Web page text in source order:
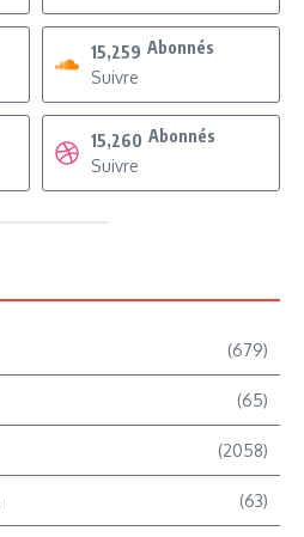
15,259 Abonnés
Suivre
15,260 Abonnés
Suivre
(679)
(65)
(2058)
(63)